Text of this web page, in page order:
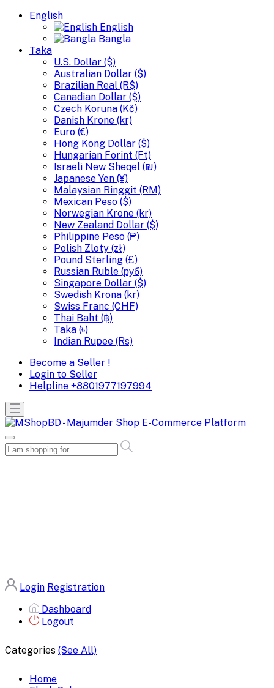
English
English
Bangla
Taka
U.S. Dollar ($)
Australian Dollar ($)
Brazilian Real (R$)
Canadian Dollar ($)
Czech Koruna (Kč)
Danish Krone (kr)
Euro (€)
Hong Kong Dollar ($)
Hungarian Forint (Ft)
Israeli New Sheqel (₪)
Japanese Yen (¥)
Malaysian Ringgit (RM)
Mexican Peso ($)
Norwegian Krone (kr)
New Zealand Dollar ($)
Philippine Peso (₱)
Polish Zloty (zł)
Pound Sterling (£)
Russian Ruble (руб)
Singapore Dollar ($)
Swedish Krona (kr)
Swiss Franc (CHF)
Thai Baht (฿)
Taka (৳)
Indian Rupee (Rs)
Become a Seller !
Login to Seller
Helpline +8801977197994
Login Registration
Dashboard
Logout
Categories (See All)
Home